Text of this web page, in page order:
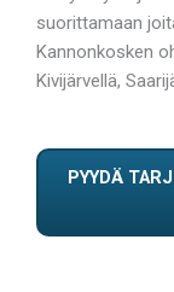
suorittamaan
Kannonkosken
Kivijärvellä,
PYYDÄ